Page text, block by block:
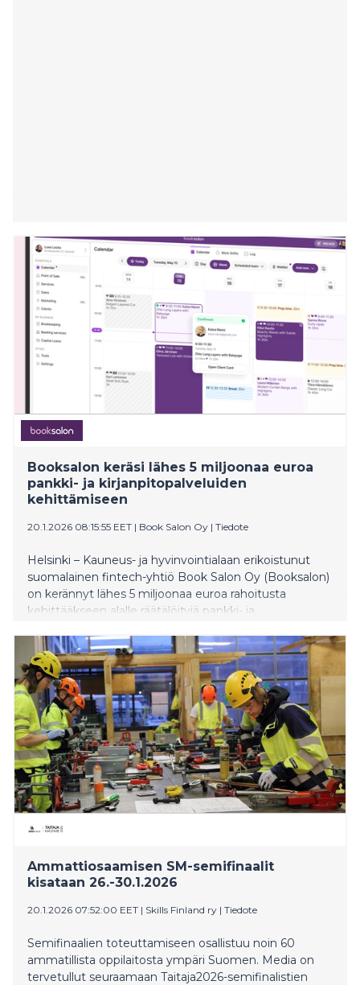
Booksalon keräsi lähes 5 miljoonaa euroa
pankki- ja kirjanpitopalveluiden
kehittämiseen
20.1.2026 08:15:55 EET | Book Salon Oy | Tiedote
Helsinki – Kauneus- ja hyvinvointialaan erikoistunut
suomalainen fintech-yhtiö Book Salon Oy (Booksalon)
on kerännyt lähes 5 miljoonaa euroa rahoitusta
kehittääkseen alalle räätälöityjä pankki- ja
Ammattiosaamisen SM-semifinaalit
kisataan 26.-30.1.2026
20.1.2026 07:52:00 EET | Skills Finland ry | Tiedote
Semifinaalien toteuttamiseen osallistuu noin 60
ammatillista oppilaitosta ympäri Suomen. Media on
tervetullut seuraamaan Taitaja2026-semifinalistien